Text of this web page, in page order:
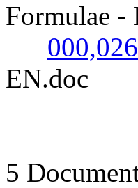
Formulae -
EN.doc
5